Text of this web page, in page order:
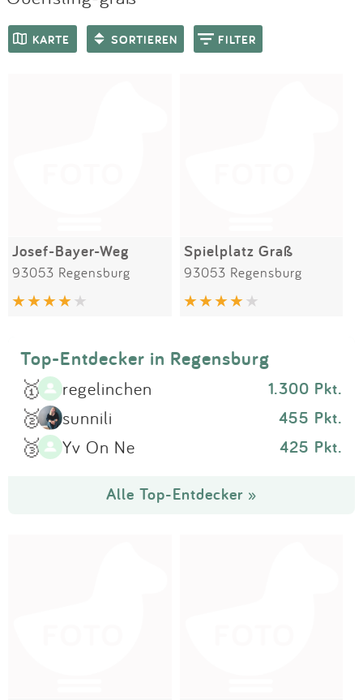
KARTE SORTIEREN FILTER
Josef-Bayer-Weg
93053 Regensburg
Spielplatz Graß
93053 Regensburg
Top-Entdecker in Regensburg
🥇 regelinchen 1.300 Pkt.
🥈 sunnili 455 Pkt.
🥉 Yv On Ne 425 Pkt.
Alle Top-Entdecker »